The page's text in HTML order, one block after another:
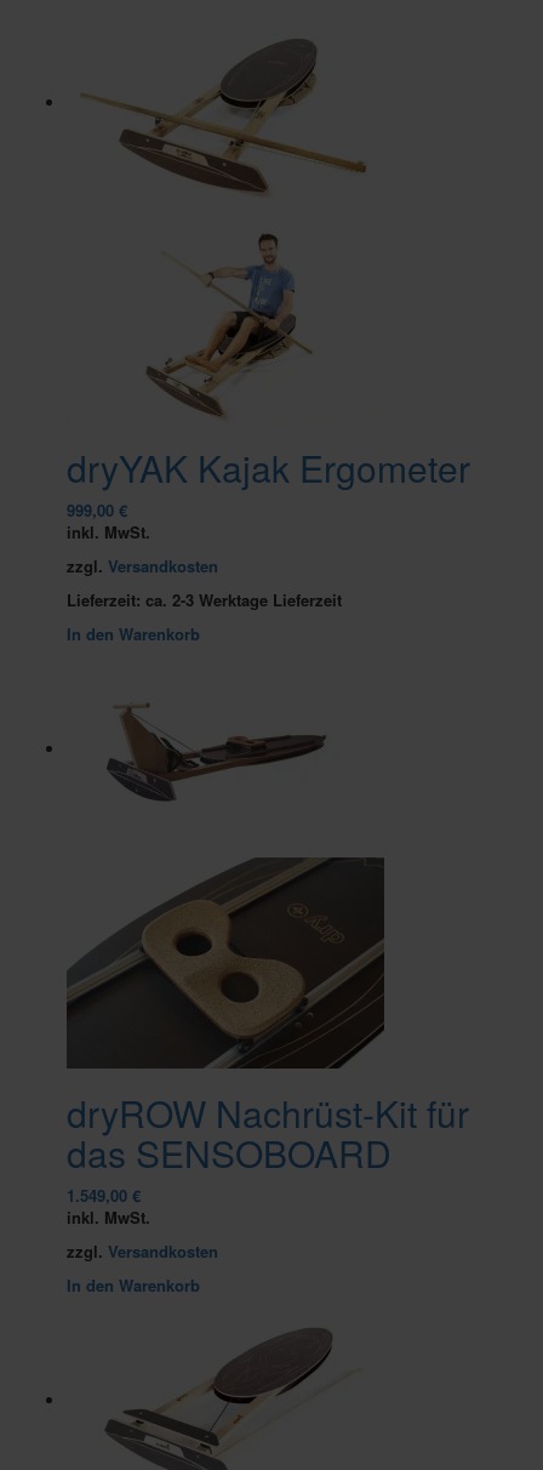
dryYAK Kajak Ergometer
999,00 €
inkl. MwSt.
zzgl. Versandkosten
Lieferzeit: ca. 2-3 Werktage Lieferzeit
In den Warenkorb
dryROW Nachrüst-Kit für
das SENSOBOARD
1.549,00 €
inkl. MwSt.
zzgl. Versandkosten
In den Warenkorb